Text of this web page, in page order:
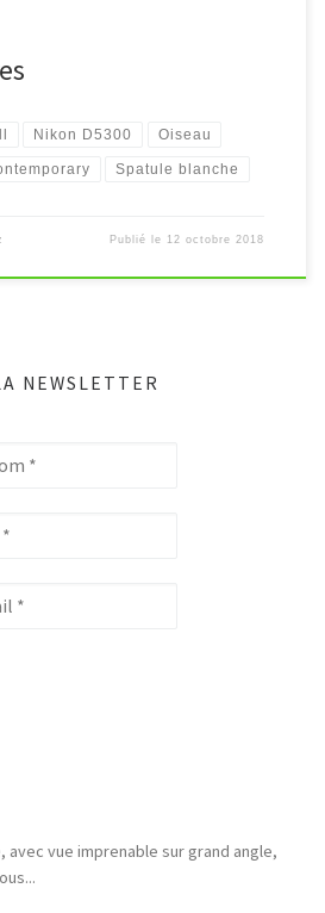
Nikon D5300 Oiseau
Spatule blanche
Publié le 12 octobre 2018
NEWSLETTER
avec vue imprenable sur grand angle,